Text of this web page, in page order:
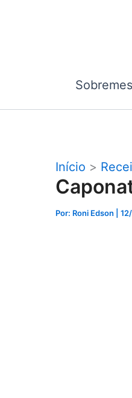
Início
Por: Roni Edson |